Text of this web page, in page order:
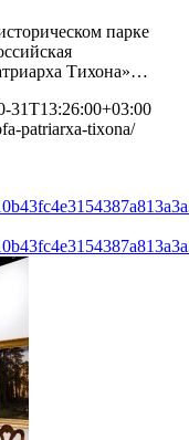
парке
Тихона»…
31T13:26:00+03:00
patriarxa-tixona/